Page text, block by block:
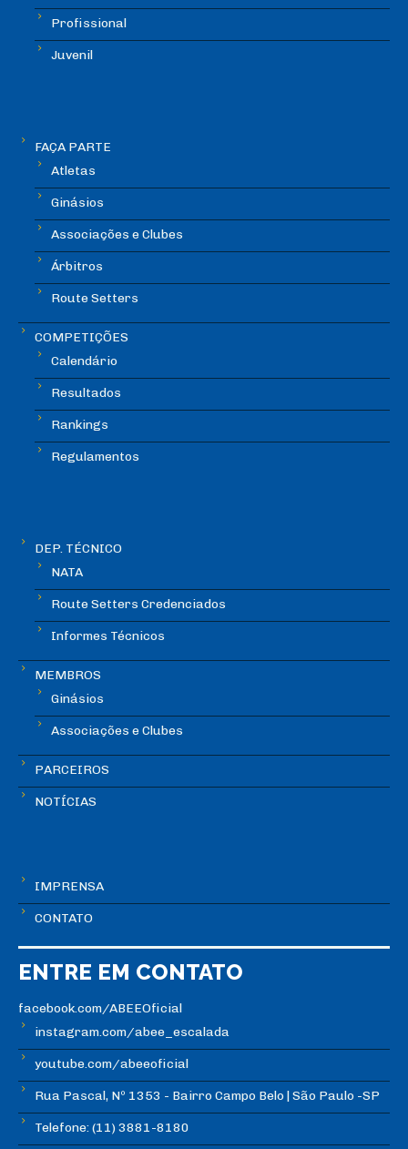
Profissional
Juvenil
FAÇA PARTE
Atletas
Ginásios
Associações e Clubes
Árbitros
Route Setters
COMPETIÇÕES
Calendário
Resultados
Rankings
Regulamentos
DEP. TÉCNICO
NATA
Route Setters Credenciados
Informes Técnicos
MEMBROS
Ginásios
Associações e Clubes
PARCEIROS
NOTÍCIAS
IMPRENSA
CONTATO
ENTRE EM CONTATO
facebook.com/ABEEOficial
instagram.com/abee_escalada
youtube.com/abeeoficial
Rua Pascal, Nº 1353 - Bairro Campo Belo | São Paulo -SP
Telefone: (11) 3881-8180